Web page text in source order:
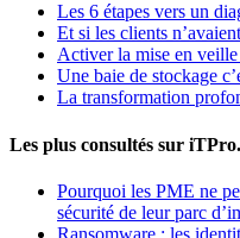
Les 6 étapes vers un
Et si les clients
Activer la mise en
Une baie de stockage
La transformation
Les plus consultés sur
Pourquoi les PME ne
sécurité de leur parc
Ransomware : les